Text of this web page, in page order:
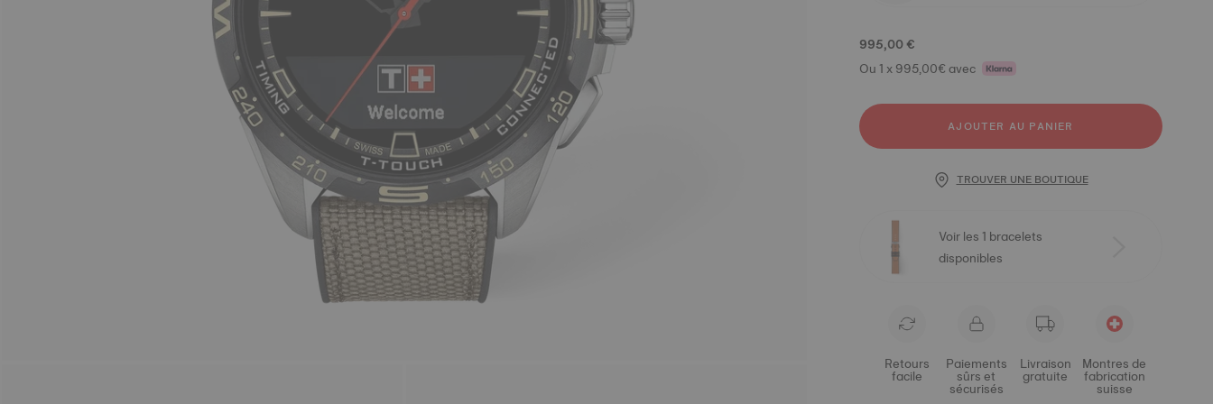
995,00 €
Ou 1 x 995,00€ avec
AJOUTER AU PANIER
TROUVER UNE BOUTIQUE
Voir les 1 bracelets
disponibles
Retours
facile
Paiements
sûrs et
sécurisés
Livraison
gratuite
Montres de
fabrication
suisse